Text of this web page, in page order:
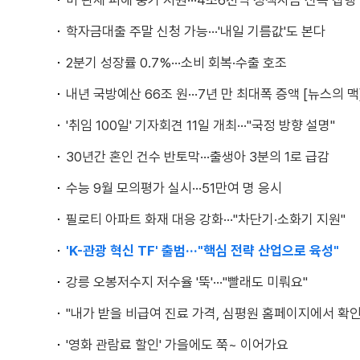
학자금대출 주말 신청 가능···'내일 기름값'도 본다
2분기 성장률 0.7%···소비 회복·수출 호조
내년 국방예산 66조 원···7년 만 최대폭 증액 [뉴스의
'취임 100일' 기자회견 11일 개최···"국정 방향 설명"
30년간 혼인 건수 반토막···출생아 3분의 1로 급감
수능 9월 모의평가 실시···51만여 명 응시
필로티 아파트 화재 대응 강화···"차단기·소화기 지원"
'K-관광 혁신 TF' 출범···"핵심 전략 산업으로 육성"
강릉 오봉저수지 저수율 '뚝'···"빨래도 미뤄요"
"내가 받을 비급여 진료 가격, 심평원 홈페이지에서 확
'영화 관람료 할인' 가을에도 쭉~ 이어가요